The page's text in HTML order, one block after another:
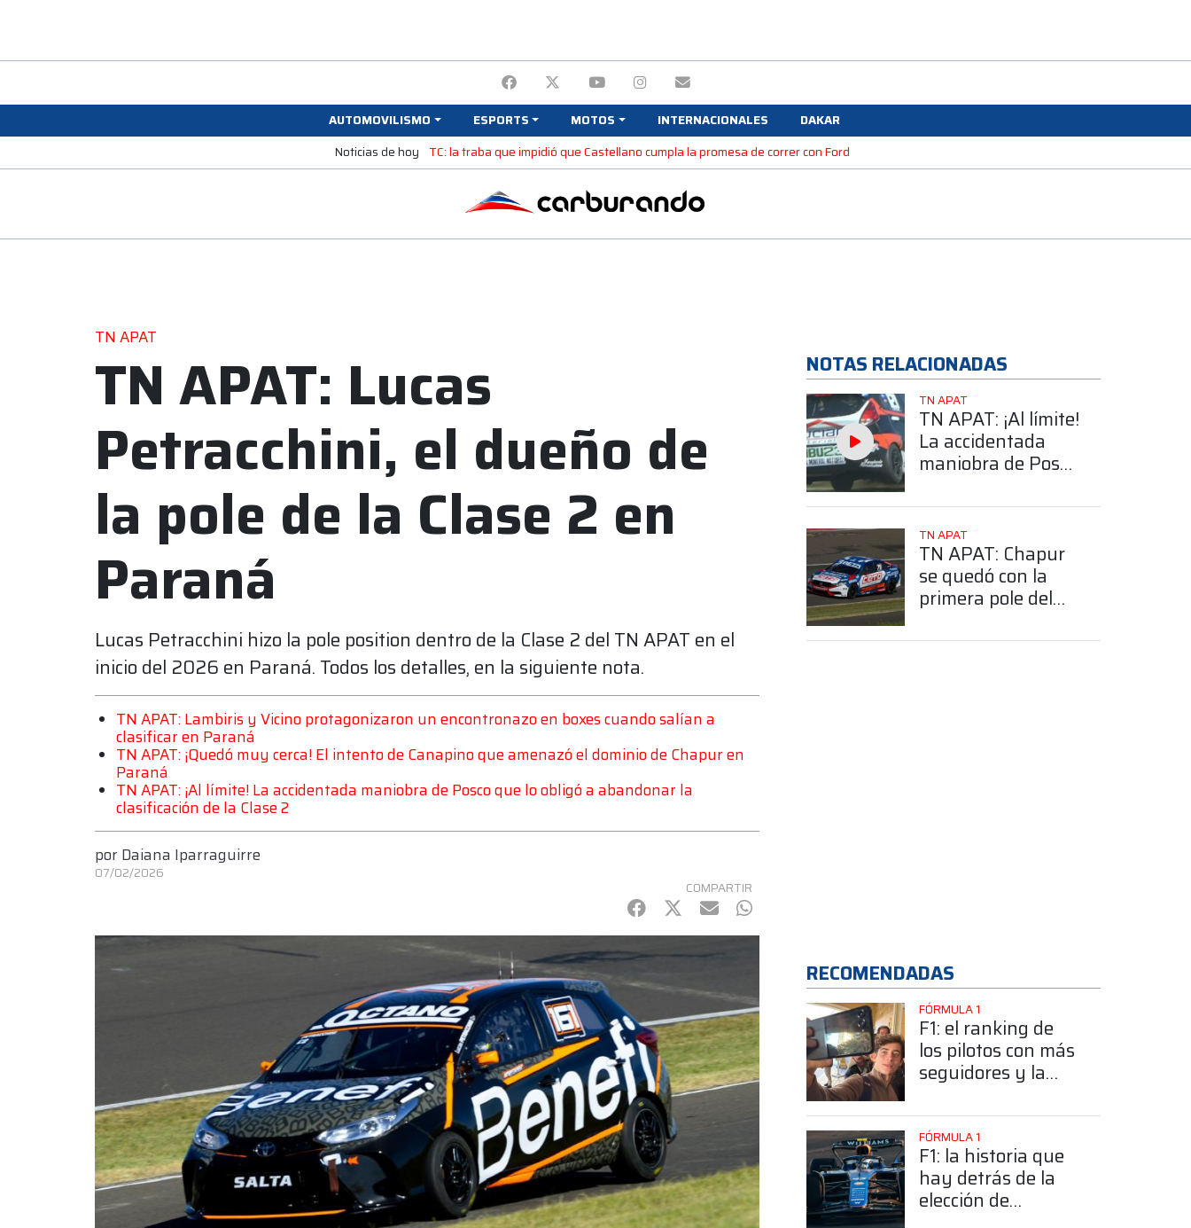
AUTOMOVILISMO ESPORTS MOTOS INTERNACIONALES
DAKAR
Noticias de hoy
TC: la traba que impidió que Castellano cumpla la promesa de correr con Ford
TN APAT
TN APAT: Lucas
Petracchini, el dueño de
la pole de la Clase 2 en
Paraná
Lucas Petracchini hizo la pole position dentro de la Clase 2 del TN APAT en el
inicio del 2026 en Paraná. Todos los detalles, en la siguiente nota.
TN APAT: Lambiris y Vicino protagonizaron un encontronazo en boxes cuando salían a
clasificar en Paraná
TN APAT: ¡Quedó muy cerca! El intento de Canapino que amenazó el dominio de Chapur en
Paraná
TN APAT: ¡Al límite! La accidentada maniobra de Posco que lo obligó a abandonar la
clasificación de la Clase 2
por Daiana Iparraguirre
07/02/2026
COMPARTIR
Facebook
Twitter
mail WhatsApp
NOTAS RELACIONADAS
TN APAT
TN APAT: ¡Al límite!
La accidentada
maniobra de Posco
abandonar la
clasificación de la
Clase 2
TN APAT
TN APAT: Chapur
se quedó con la
primera pole del
en Paraná
RECOMENDADAS
FÓRMULA 1
F1: el ranking de
los pilotos con más
seguidores y la
posición de
Colapinto
FÓRMULA 1
F1: la historia que
hay detrás de la
elección de